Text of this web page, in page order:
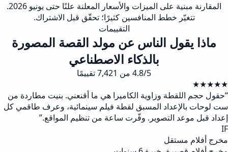
المقارنة مبنية على الميزات والأسعار المعلنة علنًا حتى يونيو 2026.
تتغيّر خطط المنافسين كثيرًا؛ تحقّق قبل الاشتراك.
التقييمات
ماذا يقول الناس عن مولد القصة المصورة
بالذكاء الاصطناعي
4.8/5 من 7,421 تقييمًا
★★★★★
“حقول حجم اللقطة وزاوية الكاميرا هي ما أقنعني. بنيت مطاردة من
ست لوحات بالإعداد المسبق لقطة فيلم سينمائية، وعرف طاقمي كل
إعداد قبل موعد التصوير. وفّرت ساعة من تنظيم المواقع.”
IF
مخرج أفلام مستقل